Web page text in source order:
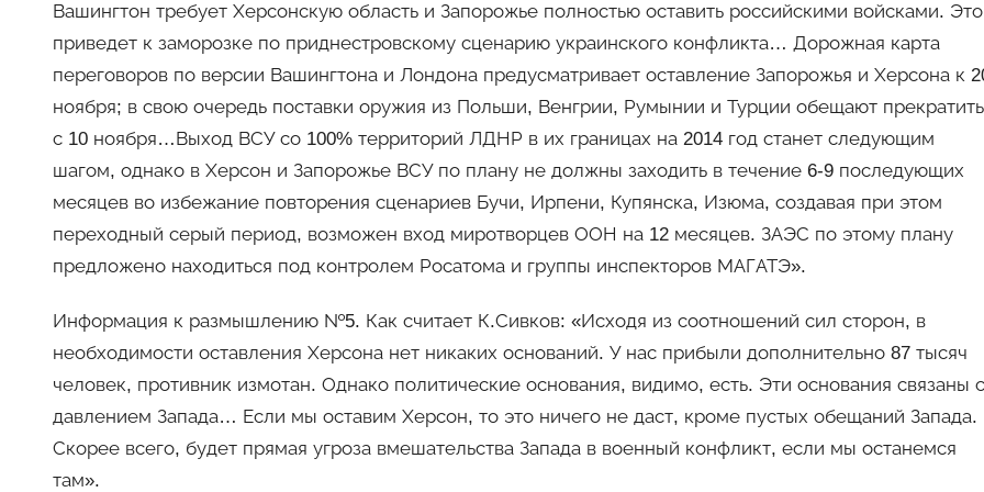
Вашингтон требует Херсонскую область и Запорожье полностью оставить российскими войсками. Это
приведет к заморозке по приднестровскому сценарию украинского конфликта… Дорожная карта
переговоров по версии Вашингтона и Лондона предусматривает оставление Запорожья и Херсона к
ноября; в свою очередь поставки оружия из Польши, Венгрии, Румынии и Турции обещают прекратить
с 10 ноября…Выход ВСУ со 100% территорий ЛДНР в их границах на 2014 год станет следующим
шагом, однако в Херсон и Запорожье ВСУ по плану не должны заходить в течение 6-9 последующих
месяцев во избежание повторения сценариев Бучи, Ирпени, Купянска, Изюма, создавая при этом
переходный серый период, возможен вход миротворцев ООН на 12 месяцев. ЗАЭС по этому плану
предложено находиться под контролем Росатома и группы инспекторов МАГАТЭ».
Информация к размышлению №5. Как считает К.Сивков: «Исходя из соотношений сил сторон, в
необходимости оставления Херсона нет никаких оснований. У нас прибыли дополнительно 87 тысяч
человек, противник измотан. Однако политические основания, видимо, есть. Эти основания связаны с
давлением Запада… Если мы оставим Херсон, то это ничего не даст, кроме пустых обещаний Запада.
Скорее всего, будет прямая угроза вмешательства Запада в военный конфликт, если мы останемся
там».